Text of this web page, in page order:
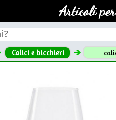
Articoli
Calici e bicchieri